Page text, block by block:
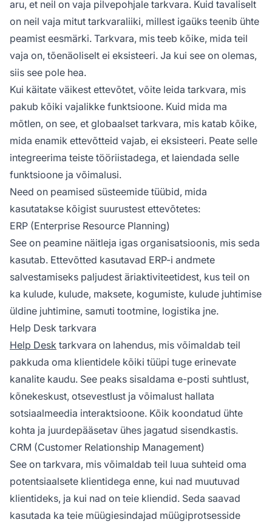
aru, et neil on vaja pilvepohjale tarkvara. Kuid tavaliselt
on neil vaja mitut tarkvaraliiki, millest igaüks teenib ühte
peamist eesmärki. Tarkvara, mis teeb kõike, mida teil
vaja on, tõenäoliselt ei eksisteeri. Ja kui see on olemas,
siis see pole hea.
Kui käitate väikest ettevõtet, võite leida tarkvara, mis
pakub kõiki vajalikke funktsioone. Kuid mida ma
mõtlen, on see, et globaalset tarkvara, mis katab kõike,
mida enamik ettevõtteid vajab, ei eksisteeri. Peate selle
integreerima teiste tööriistadega, et laiendada selle
funktsioone ja võimalusi.
Need on peamised süsteemide tüübid, mida
kasutatakse kõigist suurustest ettevõtetes:
ERP (Enterprise Resource Planning)
See on peamine näitleja igas organisatsioonis, mis seda
kasutab. Ettevõtted kasutavad ERP-i andmete
salvestamiseks paljudest äriaktiviteetidest, kus teil on
ka kulude, kulude, maksete, kogumiste, kulude juhtimise
üldine juhtimine, samuti tootmine, logistika jne.
Help Desk tarkvara
Help Desk tarkvara on lahendus, mis võimaldab teil
pakkuda oma klientidele kõiki tüüpi tuge erinevate
kanalite kaudu. See peaks sisaldama e-posti suhtlust,
kõnekeskust, otsevestlust ja võimalust hallata
sotsiaalmeedia interaktsioone. Kõik koondatud ühte
kohta ja juurdepääsetav ühes jagatud sisendkastis.
CRM (Customer Relationship Management)
See on tarkvara, mis võimaldab teil luua suhteid oma
potentsiaalsete klientidega enne, kui nad muutuvad
klientideks, ja kui nad on teie kliendid. Seda saavad
kasutada ka teie müügiesindajad müügiprotsesside